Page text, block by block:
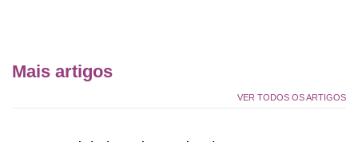
Mais artigos
VER TODOS OS ARTIGOS